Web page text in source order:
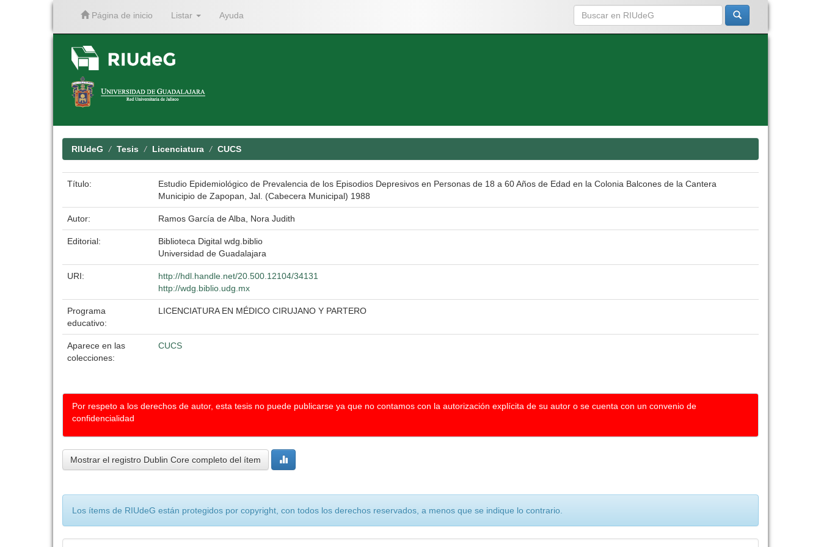
Página de inicio Listar Ayuda
RIUdeG Tesis Licenciatura CUCS
Título:
Estudio Epidemiológico de Prevalencia de los Episodios Depresivos en Personas de 18 a 60 Años de Edad en la Colonia Balcones de la Cantera
Municipio de Zapopan, Jal. (Cabecera Municipal) 1988
Autor: Ramos García de Alba, Nora Judith
Editorial:
Biblioteca Digital wdg.biblio
Universidad de Guadalajara
URI:
http://hdl.handle.net/20.500.12104/34131
http://wdg.biblio.udg.mx
Programa
educativo:
LICENCIATURA EN MÉDICO CIRUJANO Y PARTERO
Aparece en las
colecciones:
CUCS
Por respeto a los derechos de autor, esta tesis no puede publicarse ya que no contamos con la autorización explícita de su autor o se cuenta con un convenio de
confidencialidad
Mostrar el registro Dublin Core completo del ítem
Los ítems de RIUdeG están protegidos por copyright, con todos los derechos reservados, a menos que se indique lo contrario.